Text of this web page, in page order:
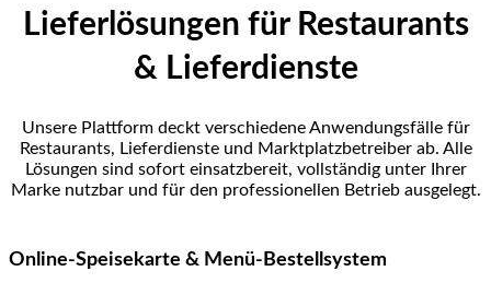
Lieferlösungen für Restaurants
& Lieferdienste
Unsere Plattform deckt verschiedene Anwendungsfälle für
Restaurants, Lieferdienste und Marktplatzbetreiber ab. Alle
Lösungen sind sofort einsatzbereit, vollständig unter Ihrer
Marke nutzbar und für den professionellen Betrieb ausgelegt.
Online-Speisekarte & Menü-Bestellsystem